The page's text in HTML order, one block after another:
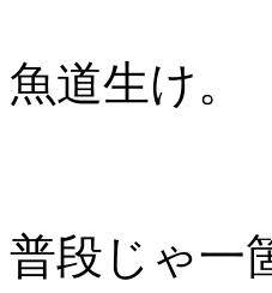
魚道生け。
普段じゃ一